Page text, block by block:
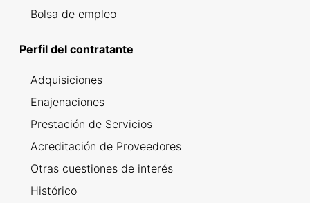
Bolsa de empleo
Perfil del contratante
Adquisiciones
Enajenaciones
Prestación de Servicios
Acreditación de Proveedores
Otras cuestiones de interés
Histórico